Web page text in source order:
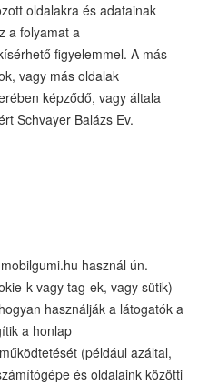
oldalakra és adatainak
a folyamat a
figyelemmel. A más
vagy más oldalak
képződő, vagy általa
Schvayer Balázs Ev.
használ ún.
k vagy tag-ek, vagy sütik)
használják a látogatók a
a honlap
(például azáltal,
és oldalaink közötti